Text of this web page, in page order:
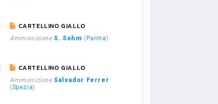
CARTELLINO GIALLO
Ammonizione S. Sohm ( Parma)
CARTELLINO GIALLO
Ammonizione Salvador Ferrer
(Spezia)